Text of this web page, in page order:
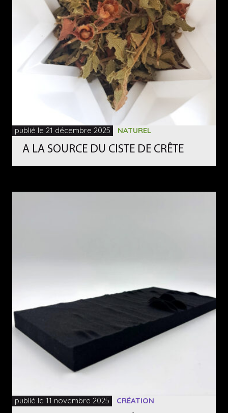
publié le 21 décembre 2025 NATUREL
A LA SOURCE DU CISTE DE CRÊTE
publié le 11 novembre 2025 CRÉATION